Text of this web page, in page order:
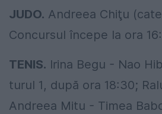
JUDO. Andreea Chiţu
Concursul începe la ora
TENIS. Irina Begu - Nao
turul 1, după ora 18:30;
Andreea Mitu - Timea